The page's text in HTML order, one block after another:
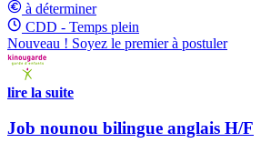
à déterminer
CDD - Temps plein
Nouveau ! Soyez le premier à postuler
lire la suite
Job nounou bilingue anglais H/F